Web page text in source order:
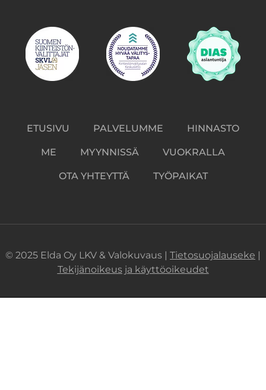
ETUSIVU PALVELUMME HINNASTO
ME MYYNNISSÄ VUOKRALLA
OTA YHTEYTTÄ TYÖPAIKAT
© 2025 Elda Oy LKV & Valokuvaus | Tietosuojalauseke |
Tekijänoikeus ja käyttöoikeudet